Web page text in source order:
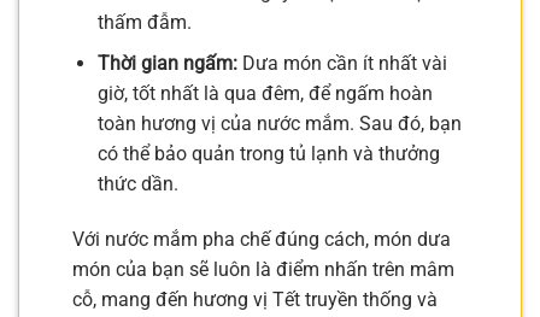
thấm đẫm.
Thời gian ngấm:Dưa món cần ít nhất vài
giờ, tốt nhất là qua đêm, để ngấm hoàn
toàn hương vị của nước mắm. Sau đó, bạn
có thể bảo quản trong tủ lạnh và thưởng
thức dần.
Với nước mắm pha chế đúng cách, món dưa
món của bạn sẽ luôn là điểm nhấn trên mâm
cỗ, mang đến hương vị Tết truyền thống và